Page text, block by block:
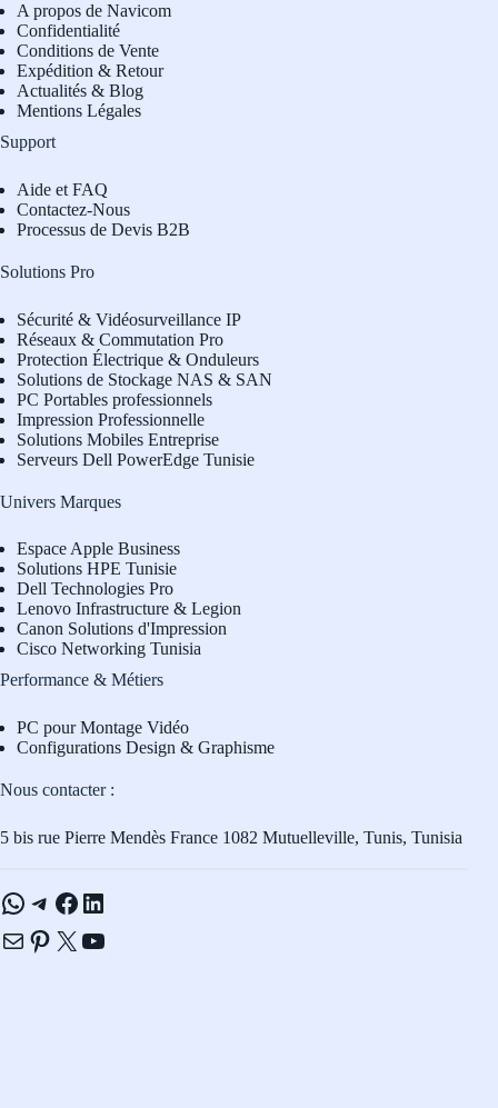
A propos de Navicom
Confidentialité
Conditions de Vente
Expédition & Retour
Actualités & Blog
Mentions Légales
Support
Aide et FAQ
Contactez-Nous
Processus de Devis B2B
Solutions Pro
Sécurité & Vidéosurveillance IP
Réseaux & Commutation Pro
Protection Électrique & Onduleurs
Solutions de Stockage NAS & SAN
PC Portables professionnels
Impression Professionnelle
Solutions Mobiles Entreprise
Serveurs Dell PowerEdge Tunisie
Univers Marques
Espace Apple Business
Solutions HPE Tunisie
Dell Technologies Pro
Lenovo Infrastructure & Legion
Canon Solutions d'Impression
Cisco Networking Tunisia
Performance & Métiers
PC pour Montage Vidéo
Configurations Design & Graphisme
Nous contacter :
5 bis rue Pierre Mendès France 1082 Mutuelleville, Tunis, Tunisia
WhatsApp
Telegram
Facebook
LinkedIn
E-mailPinterest
X YouTube